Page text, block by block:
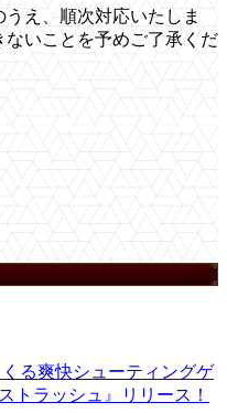
え、順次対応いたしま
いことを予めご了承くだ
る爽快シューティングゲ
トラッシュ』リリース！